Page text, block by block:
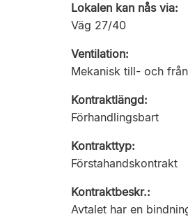
Lokalen kan nås via:
Väg 27/40
Ventilation:
Mekanisk till- och
Kontraktlängd:
Förhandlingsbart
Kontrakttyp:
Förstahandskontrakt
Kontraktbeskr.:
Avtalet har en